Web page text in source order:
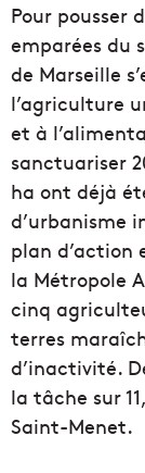
Pour pousser
emparées du
de Marseille
l’agriculture
et à
sanctuariser
ha ont déjà
d’urbanisme
plan d’action
la Métropole
cinq
terres
d’inactivité.
la tâche sur
Saint-Menet.